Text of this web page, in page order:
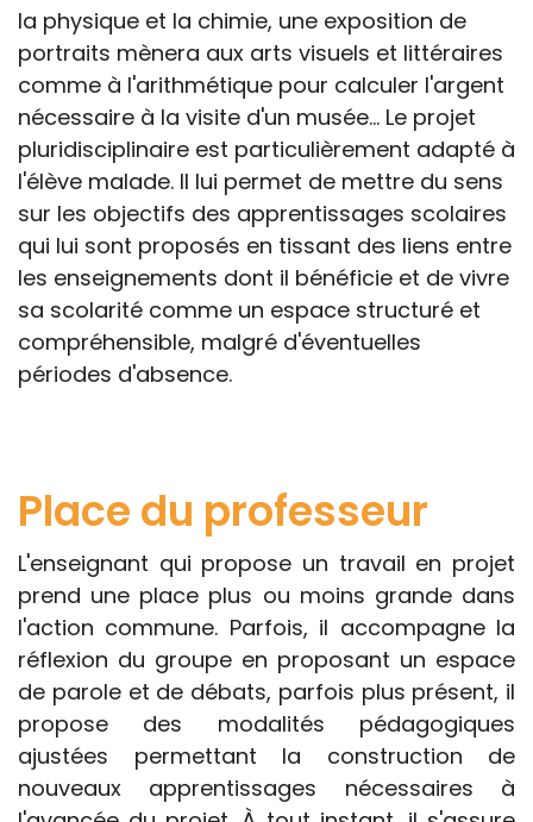
la physique et la chimie, une exposition de
portraits mènera aux arts visuels et littéraires
comme à l'arithmétique pour calculer l'argent
nécessaire à la visite d'un musée... Le projet
pluridisciplinaire est particulièrement adapté à
l'élève malade. Il lui permet de mettre du sens
sur les objectifs des apprentissages scolaires
qui lui sont proposés en tissant des liens entre
les enseignements dont il bénéficie et de vivre
sa scolarité comme un espace structuré et
compréhensible, malgré d'éventuelles
périodes d'absence.
Place du professeur
L'enseignant qui propose un travail en projet
prend une place plus ou moins grande dans
l'action commune. Parfois, il accompagne la
réflexion du groupe en proposant un espace
de parole et de débats, parfois plus présent, il
propose des modalités pédagogiques
ajustées permettant la construction de
nouveaux apprentissages nécessaires à